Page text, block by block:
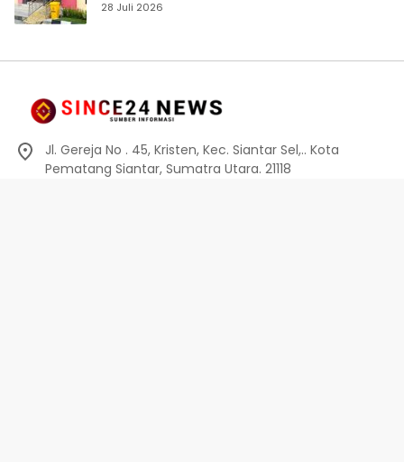
28 Juli 2026
Jl. Gereja No . 45, Kristen, Kec. Siantar Sel,.. Kota
Pematang Siantar, Sumatra Utara. 21118